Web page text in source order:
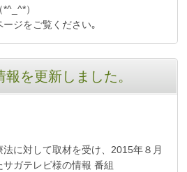
）
ージをご覧ください｡
を更新しました。
に対して取材を受け、2015年８月
ガテレビ様の情報 番組